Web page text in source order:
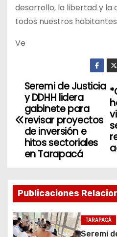
desarrollo, la libertad y la
todos nuestros
Ve
N
a
a
c
Seremi de Justicia
y DDHH lidera
gabinete para
revisar proyectos
de inversión e
hitos sectoriales
en Tarapacá
Publicaciones
TARAPACÁ
Seremi